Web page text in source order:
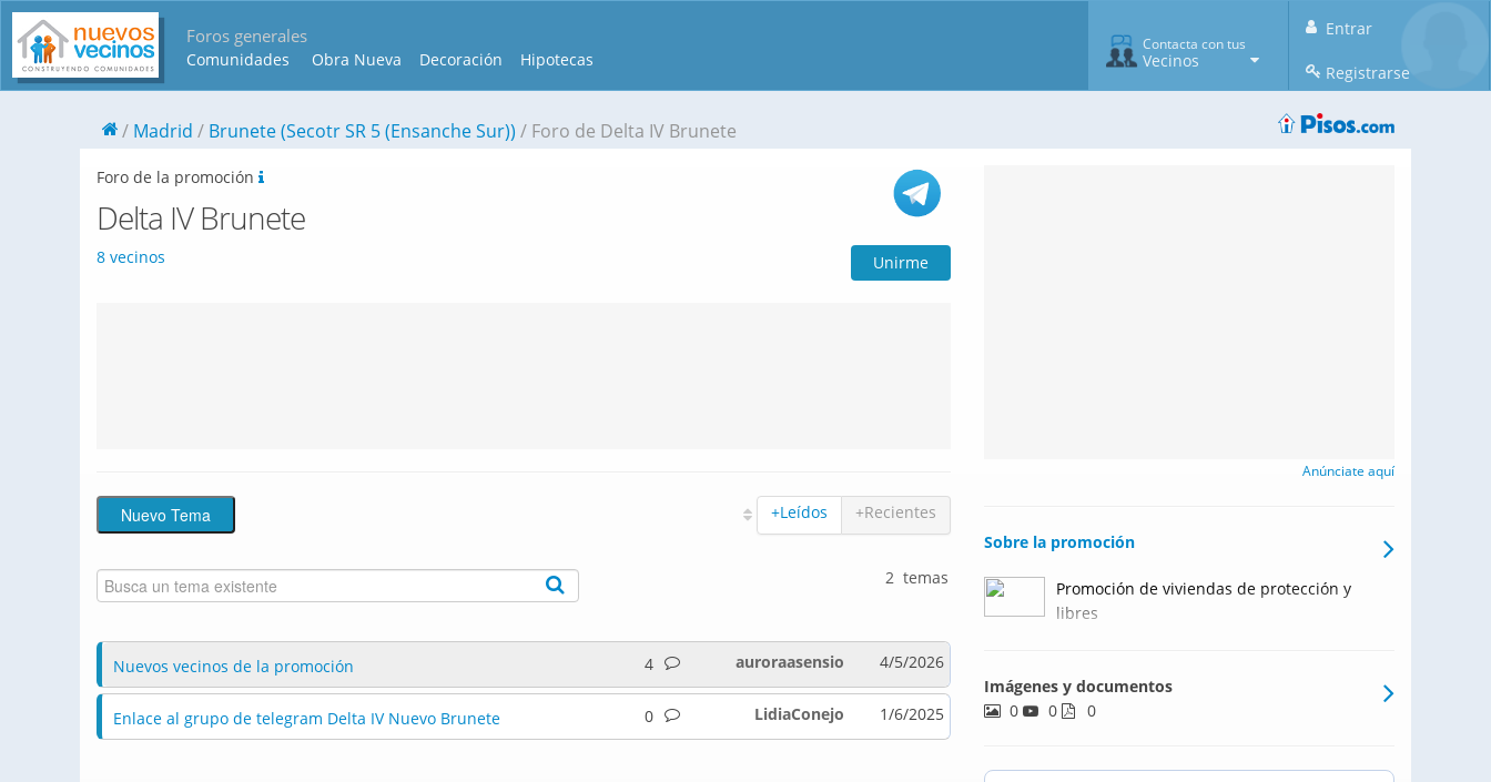
Foros generales
Comunidades Obra Nueva Decoración Hipotecas
Entrar
Registrarse
Contacta con tus
Vecinos
Madrid Brunete (Secotr SR 5 (Ensanche Sur)) Foro de Delta IV Brunete
Foro de la promoción
Delta IV Brunete
8 vecinos Unirme
+Leídos +Recientes
2 temas
Nuevos vecinos de la promoción 4 4/5/2026
auroraasensio
Enlace al grupo de telegram Delta IV Nuevo Brunete 0 1/6/2025
LidiaConejo
Anúnciate aquí
Sobre la promoción
Promoción de viviendas de protección y
libres
Imágenes y documentos
0
0 0